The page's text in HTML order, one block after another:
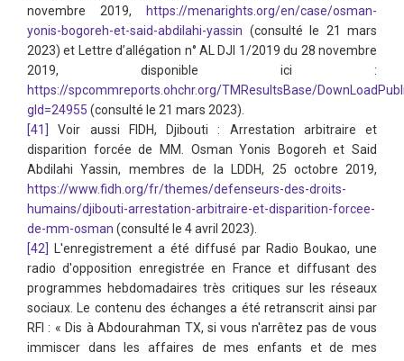
novembre 2019,
https://menarights.org/en/case/osman-
yonis-bogoreh-et-said-abdilahi-yassin (consulté le 21 mars
2023) et Lettre d’allégation n° AL DJI 1/2019 du 28 novembre
2019, disponible ici :
https://spcommreports.ohchr.org/TMResultsBase/
gId=24955 (consulté le 21 mars 2023).
[41]
Voir aussi FIDH, Djibouti : Arrestation arbitraire et
disparition forcée de MM. Osman Yonis Bogoreh et Said
Abdilahi Yassin, membres de la LDDH, 25 octobre 2019,
https://www.fidh.org/fr/themes/defenseurs-des-droits-
humains/djibouti-arrestation-arbitraire-et-disparition-forcee-
de-mm-osman (consulté le 4 avril 2023).
[42]
L'enregistrement a été diffusé par Radio Boukao, une
radio d'opposition enregistrée en France et diffusant des
programmes hebdomadaires très critiques sur les réseaux
sociaux. Le contenu des échanges a été retranscrit ainsi par
RFI : « Dis à Abdourahman TX, si vous n'arrêtez pas de vous
immiscer dans les affaires de mes enfants et de mes